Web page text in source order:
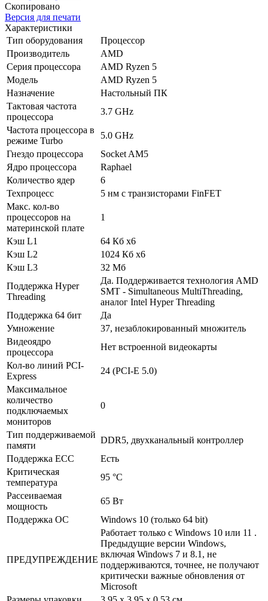
Скопировано
Версия для печати
Характеристики
Тип оборудования
Процессор
Производитель
AMD
Серия процессора
AMD Ryzen 5
Модель
AMD Ryzen 5
Назначение
Настольный ПК
Тактовая частота
процессора
3.7 GHz
Частота процессора в
режиме Turbo
5.0 GHz
Гнездо процессора
Socket AM5
Ядро процессора
Raphael
Количество ядер
6
Техпроцесс
5 нм с транзисторами FinFET
Макс. кол-во
процессоров на
материнской плате
1
Кэш L1
64 Кб x6
Кэш L2
1024 Кб x6
Кэш L3
32 Мб
Поддержка Hyper
Threading
Да. Поддерживается технология AMD
SMT - Simultaneous MultiThreading,
аналог Intel Hyper Threading
Поддержка 64 бит
Да
Умножение
37, незаблокированный множитель
Видеоядро
процессора
Нет встроенной видеокарты
Кол-во линий PCI-
Express
24 (PCI-E 5.0)
Максимальное
количество
подключаемых
мониторов
0
Тип поддерживаемой
памяти
DDR5, двухканальный контроллер
Поддержка ECC
Есть
Критическая
температура
95 °С
Рассеиваемая
мощность
65 Вт
Поддержка ОС
Windows 10 (только 64 bit)
ПРЕДУПРЕЖДЕНИЕ
Работает только с Windows 10 или 11 .
Предыдущие версии Windows,
включая Windows 7 и 8.1, не
поддерживаются, точнее, не получают
критически важные обновления от
Microsoft